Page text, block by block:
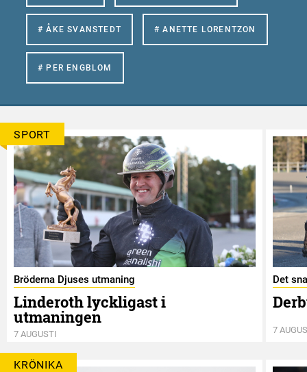
# ÅKE SVANSTEDT # ANETTE LORENTZON
# PER ENGBLOM
SPORT
Bröderna Djuses utmaning
Linderoth lyckligast i
utmaningen
7 AUGUSTI
Det
7
KRÖNIKA